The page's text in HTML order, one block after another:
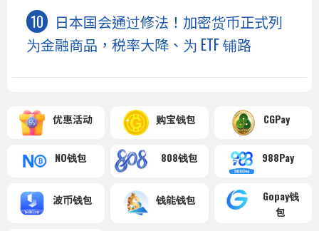
日本国会通过修法！加密货币正式列
为金融商品，税率大降、为 ETF 铺路
优惠活动 购宝钱包 CGPay
NO钱包 808钱包 988Pay
波币钱包 钱能钱包
Gopay钱
包